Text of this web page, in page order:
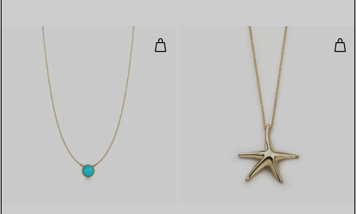
Color by the Yard Anhänger mit